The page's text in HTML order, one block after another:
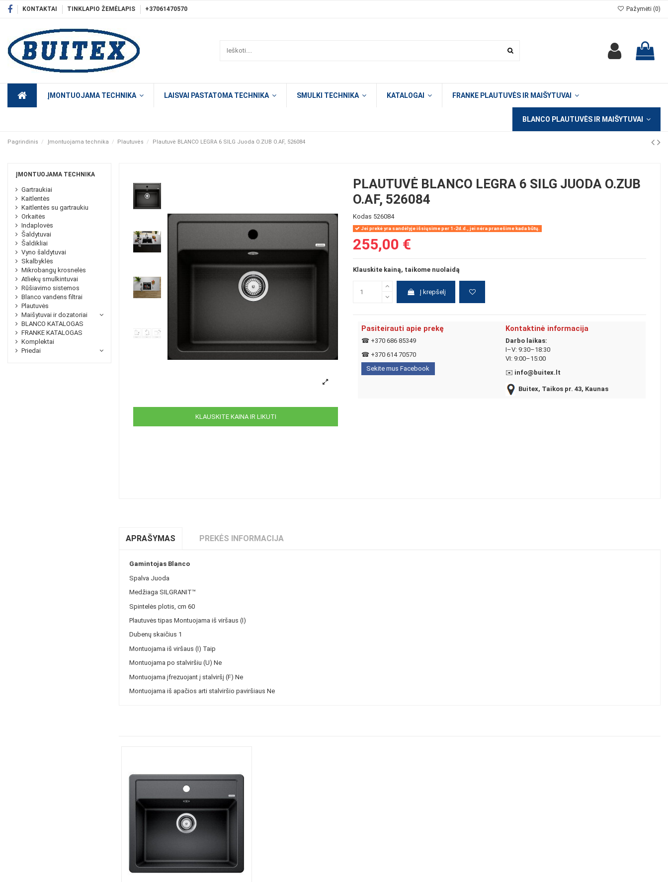
KONTAKTAI TINKLAPIO ŽEMĖLAPIS +37061470570 Pažymėti (0)
ĮMONTUOJAMA TECHNIKA LAISVAI PASTATOMA TECHNIKA SMULKI TECHNIKA KATALOGAI FRANKE PLAUTUVĖS IR MAIŠYTUVAI
BLANCO PLAUTUVĖS IR MAIŠYTUVAI
Pagrindinis Įmontuojama technika Plautuvės Plautuvė BLANCO LEGRA 6 SILG Juoda O.ZUB O.AF, 526084
KLAUSKITE KAINA IR LIKUTI
PLAUTUVĖ BLANCO LEGRA 6 SILG JUODA O.ZUB
O.AF, 526084
Kodas 526084
Jei prekė yra sandėlyje išsiųsime per 1-2d.d., jei nėra pranešime kada būtų.
255,00 €
Klauskite kainą, taikome nuolaidą
Į krepšelį
Pasiteirauti apie prekę
☎ +370 686 85349
☎ +370 614 70570
Sekite mus Facebook
Kontaktinė informacija
Darbo laikas:
I–V: 9:30–18:30
VI: 9:00–15:00
✉️ info@buitex.lt
Buitex, Taikos pr. 43, Kaunas
APRAŠYMAS PREKĖS INFORMACIJA
Gamintojas Blanco
Spalva Juoda
Medžiaga SILGRANIT™
Spintelės plotis, cm 60
Plautuvės tipas Montuojama iš viršaus (I)
Dubenų skaičius 1
Montuojama iš viršaus (I) Taip
Montuojama po stalviršiu (U) Ne
Montuojama įfrezuojant į stalviršį (F) Ne
Montuojama iš apačios arti stalviršio paviršiaus Ne
ĮMONTUOJAMA TECHNIKA
Gartraukiai
Kaitlentės
Kaitlentės su gartraukiu
Orkaitės
Indaplovės
Šaldytuvai
Šaldikliai
Vyno šaldytuvai
Skalbyklės
Mikrobangų krosnelės
Atliekų smulkintuvai
Rūšiavimo sistemos
Blanco vandens filtrai
Plautuvės
Maišytuvai ir dozatoriai
BLANCO KATALOGAS
FRANKE KATALOGAS
Komplektai
Priedai